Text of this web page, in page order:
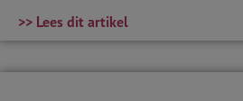
>> Lees dit artikel